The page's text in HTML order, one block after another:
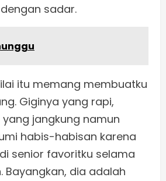
sadar.
itu memang membuatku
Giginya yang rapi,
jangkung namun
habis-habisan karena
senior favoritku selama
Bayangkan, dia adalah